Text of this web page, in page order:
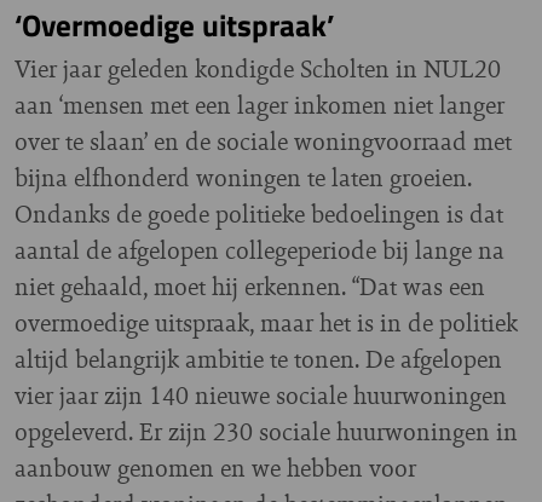
‘Overmoedige uitspraak’
Vier jaar geleden kondigde Scholten in NUL20
aan ‘mensen met een lager inkomen niet langer
over te slaan’ en de sociale woningvoorraad met
bijna elfhonderd woningen te laten groeien.
Ondanks de goede politieke bedoelingen is dat
aantal de afgelopen collegeperiode bij lange na
niet gehaald, moet hij erkennen. “Dat was een
overmoedige uitspraak, maar het is in de politiek
altijd belangrijk ambitie te tonen. De afgelopen
vier jaar zijn 140 nieuwe sociale huurwoningen
opgeleverd. Er zijn 230 sociale huurwoningen in
aanbouw genomen en we hebben voor